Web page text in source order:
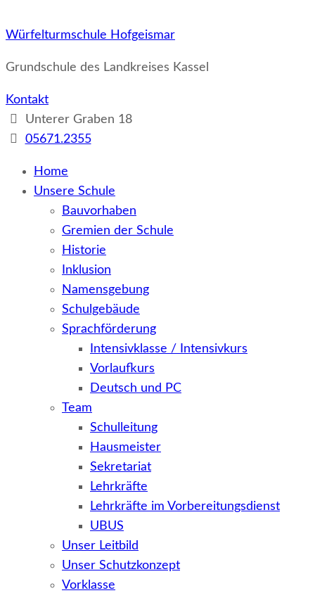
Würfelturmschule Hofgeismar
Grundschule des Landkreises Kassel
Kontakt
Unterer Graben 18
05671.2355
Home
Unsere Schule
Bauvorhaben
Gremien der Schule
Historie
Inklusion
Namensgebung
Schulgebäude
Sprachförderung
Intensivklasse / Intensivkurs
Vorlaufkurs
Deutsch und PC
Team
Schulleitung
Hausmeister
Sekretariat
Lehrkräfte
Lehrkräfte im Vorbereitungsdienst
UBUS
Unser Leitbild
Unser Schutzkonzept
Vorklasse